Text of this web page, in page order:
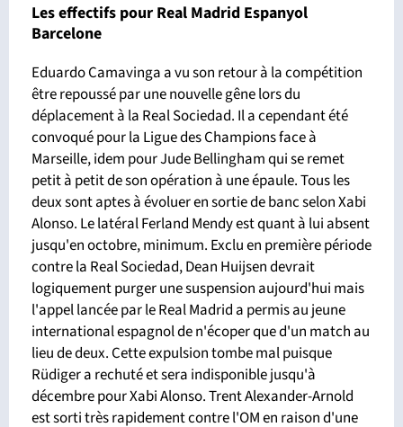
Les effectifs pour Real Madrid Espanyol
Barcelone
Eduardo Camavinga a vu son retour à la compétition
être repoussé par une nouvelle gêne lors du
déplacement à la Real Sociedad. Il a cependant été
convoqué pour la Ligue des Champions face à
Marseille, idem pour Jude Bellingham qui se remet
petit à petit de son opération à une épaule. Tous les
deux sont aptes à évoluer en sortie de banc selon Xabi
Alonso. Le latéral Ferland Mendy est quant à lui absent
jusqu'en octobre, minimum. Exclu en première période
contre la Real Sociedad, Dean Huijsen devrait
logiquement purger une suspension aujourd'hui mais
l'appel lancée par le Real Madrid a permis au jeune
international espagnol de n'écoper que d'un match au
lieu de deux. Cette expulsion tombe mal puisque
Rüdiger a rechuté et sera indisponible jusqu'à
décembre pour Xabi Alonso. Trent Alexander-Arnold
est sorti très rapidement contre l'OM en raison d'une